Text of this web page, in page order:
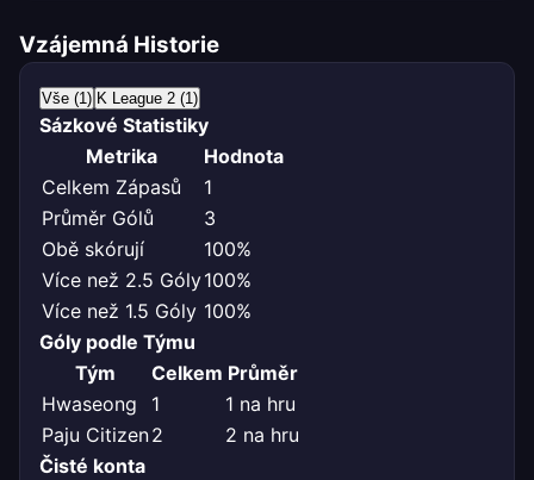
Vzájemná Historie
Vše (1) K League 2 (1)
Sázkové Statistiky
Metrika
Hodnota
Celkem Zápasů
1
Průměr Gólů
3
Obě skórují
100%
Více než 2.5 Góly100%
Více než 1.5 Góly 100%
Góly podle Týmu
Tým
Celkem Průměr
Hwaseong
1
1 na hru
Paju Citizen2
2 na hru
Čisté konta